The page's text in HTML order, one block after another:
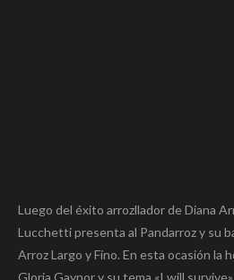
Luego del éxito arrozllador de Diana
Lucchetti presenta al Pandarroz y su
Arroz Largo y Fino. En esta ocasión la